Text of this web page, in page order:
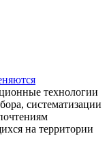
технологии
систематизации
на территории